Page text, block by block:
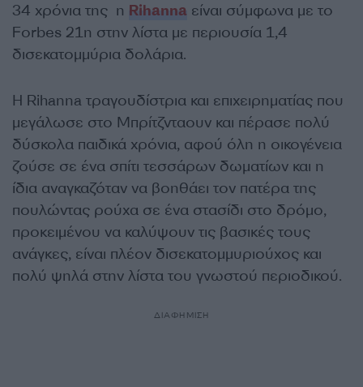
34 χρόνια της η Rihanna είναι σύμφωνα με το
Forbes 21η στην λίστα με περιουσία 1,4
δισεκατομμύρια δολάρια.
Η Rihanna τραγουδίστρια και επιχειρηματίας που
μεγάλωσε στο Μπρίτζνταουν και πέρασε πολύ
δύσκολα παιδικά χρόνια, αφού όλη η οικογένεια
ζούσε σε ένα σπίτι τεσσάρων δωματίων και η
ίδια αναγκαζόταν να βοηθάει τον πατέρα της
πουλώντας ρούχα σε ένα στασίδι στο δρόμο,
προκειμένου να καλύψουν τις βασικές τους
ανάγκες, είναι πλέον δισεκατομμυριούχος και
πολύ ψηλά στην λίστα του γνωστού περιοδικού.
ΔΙΑΦΗΜΙΣΗ